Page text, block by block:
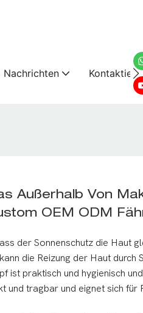
Nachrichten
Außerhalb Von
OEM ODM
der Sonnenschutz die Haut
die Reizung der Haut durch
ist praktisch und hygienisch
und tragbar und eignet sich für